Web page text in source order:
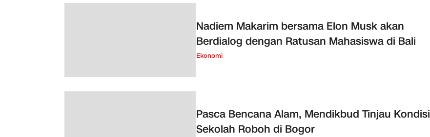
Nadiem Makarim bersama Elon Musk akan
Berdialog dengan Ratusan Mahasiswa di Bali
Ekonomi
Pasca Bencana Alam, Mendikbud Tinjau Kondisi
Sekolah Roboh di Bogor